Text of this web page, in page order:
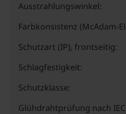
Ausstrahlungswinkel:
Farbkonsistenz (McAdam-
Schutzart (IP), frontseitig:
Schlagfestigkeit:
Schutzklasse:
Glühdrahtprüfung nach IEC